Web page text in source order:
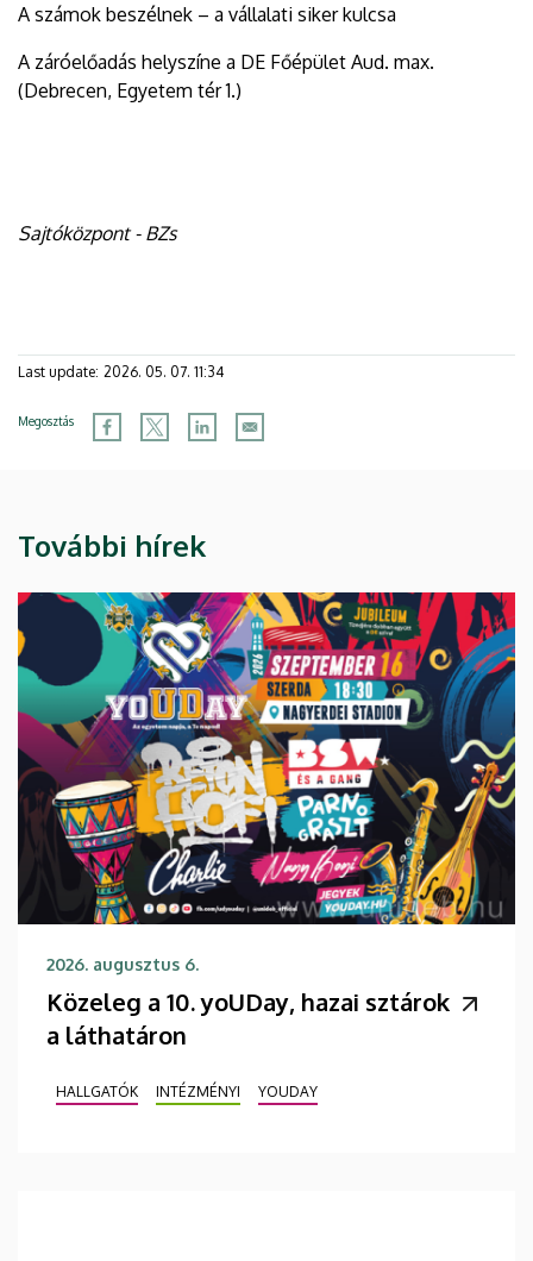
A számok beszélnek – a vállalati siker kulcsa
A záróelőadás helyszíne a DE Főépület Aud. max.
(Debrecen, Egyetem tér 1.)
Sajtóközpont - BZs
Last update: 2026. 05. 07. 11:34
Megosztás
További hírek
2026. augusztus 6.
Közeleg a 10. yoUDay, hazai sztárok
a láthatáron
HALLGATÓK INTÉZMÉNYI YOUDAY